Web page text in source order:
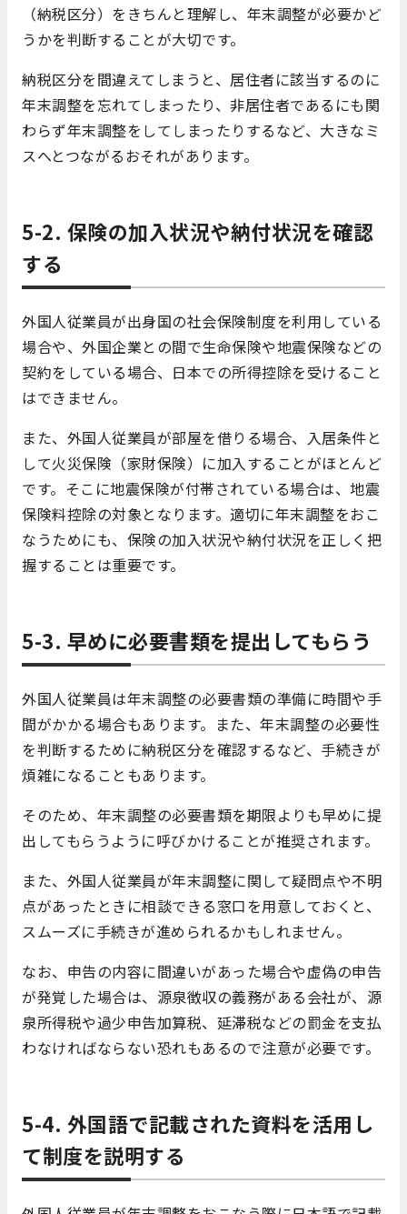
（納税区分）をきちんと理解し、年末調整が必要かど
うかを判断することが大切です。
納税区分を間違えてしまうと、居住者に該当するのに
年末調整を忘れてしまったり、非居住者であるにも関
わらず年末調整をしてしまったりするなど、大きなミ
スへとつながるおそれがあります。
5-2. 保険の加入状況や納付状況を確認
する
外国人従業員が出身国の社会保険制度を利用している
場合や、外国企業との間で生命保険や地震保険などの
契約をしている場合、日本での所得控除を受けること
はできません。
また、外国人従業員が部屋を借りる場合、入居条件と
して火災保険（家財保険）に加入することがほとんど
です。そこに地震保険が付帯されている場合は、地震
保険料控除の対象となります。適切に年末調整をおこ
なうためにも、保険の加入状況や納付状況を正しく把
握することは重要です。
5-3. 早めに必要書類を提出してもらう
外国人従業員は年末調整の必要書類の準備に時間や手
間がかかる場合もあります。また、年末調整の必要性
を判断するために納税区分を確認するなど、手続きが
煩雑になることもあります。
そのため、年末調整の必要書類を期限よりも早めに提
出してもらうように呼びかけることが推奨されます。
また、外国人従業員が年末調整に関して疑問点や不明
点があったときに相談できる窓口を用意しておくと、
スムーズに手続きが進められるかもしれません。
なお、申告の内容に間違いがあった場合や虚偽の申告
が発覚した場合は、源泉徴収の義務がある会社が、源
泉所得税や過少申告加算税、延滞税などの罰金を支払
わなければならない恐れもあるので注意が必要です。
5-4. 外国語で記載された資料を活用し
て制度を説明する